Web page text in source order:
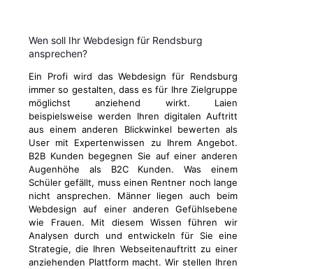
Wen soll Ihr Webdesign für Rendsburg
ansprechen?
Ein Profi wird das Webdesign für Rendsburg
immer so gestalten, dass es für Ihre Zielgruppe
möglichst anziehend wirkt. Laien
beispielsweise werden Ihren digitalen Auftritt
aus einem anderen Blickwinkel bewerten als
User mit Expertenwissen zu Ihrem Angebot.
B2B Kunden begegnen Sie auf einer anderen
Augenhöhe als B2C Kunden. Was einem
Schüler gefällt, muss einen Rentner noch lange
nicht ansprechen. Männer liegen auch beim
Webdesign auf einer anderen Gefühlsebene
wie Frauen. Mit diesem Wissen führen wir
Analysen durch und entwickeln für Sie eine
Strategie, die Ihren Webseitenauftritt zu einer
anziehenden Plattform macht. Wir stellen Ihren